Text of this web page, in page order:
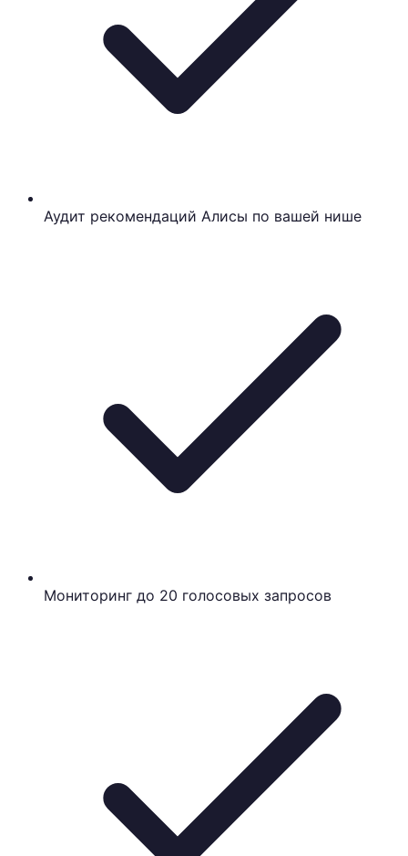
Аудит рекомендаций Алисы по вашей нише
Мониторинг до 20 голосовых запросов